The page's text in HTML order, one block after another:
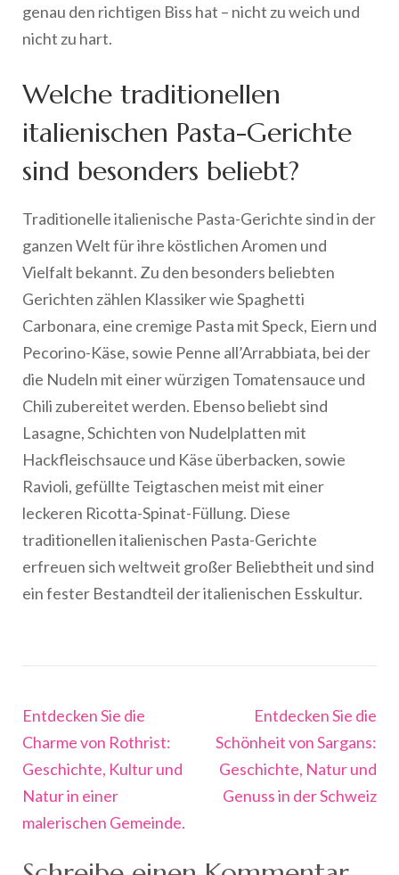
genau den richtigen Biss hat – nicht zu weich und
nicht zu hart.
Welche traditionellen
italienischen Pasta-Gerichte
sind besonders beliebt?
Traditionelle italienische Pasta-Gerichte sind in der
ganzen Welt für ihre köstlichen Aromen und
Vielfalt bekannt. Zu den besonders beliebten
Gerichten zählen Klassiker wie Spaghetti
Carbonara, eine cremige Pasta mit Speck, Eiern und
Pecorino-Käse, sowie Penne all’Arrabbiata, bei der
die Nudeln mit einer würzigen Tomatensauce und
Chili zubereitet werden. Ebenso beliebt sind
Lasagne, Schichten von Nudelplatten mit
Hackfleischsauce und Käse überbacken, sowie
Ravioli, gefüllte Teigtaschen meist mit einer
leckeren Ricotta-Spinat-Füllung. Diese
traditionellen italienischen Pasta-Gerichte
erfreuen sich weltweit großer Beliebtheit und sind
ein fester Bestandteil der italienischen Esskultur.
Beitragsnavigation
Entdecken Sie die
Charme von Rothrist:
Geschichte, Kultur und
Natur in einer
malerischen Gemeinde.
Entdecken Sie die
Schönheit von Sargans:
Geschichte, Natur und
Genuss in der Schweiz